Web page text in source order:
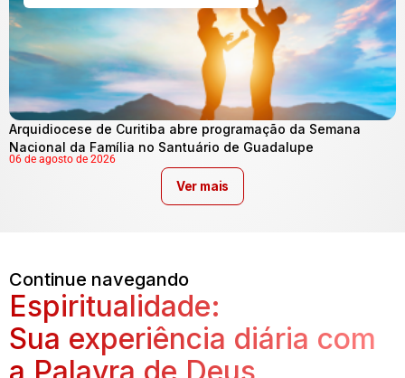
Arquidiocese de Curitiba abre programação da Semana
Nacional da Família no Santuário de Guadalupe
06 de agosto de 2026
Ver mais
Continue navegando
Espiritualidade:
Sua experiência diária com